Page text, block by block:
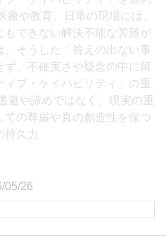
療や教育、日常の現場には、
もできない解決不能な苦難が
、そうした「答えの出ない事
ず、不確実さや疑念の中に留
ィブ・ケイパビリティ」の重
避や諦めではなく、現実の重
ての尊厳や真の創造性を保つ
持久力
05/26